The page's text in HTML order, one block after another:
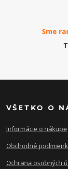
Sme
VŠETKO O
Informácie o nákupe
Obchodné
Ochrana osobných